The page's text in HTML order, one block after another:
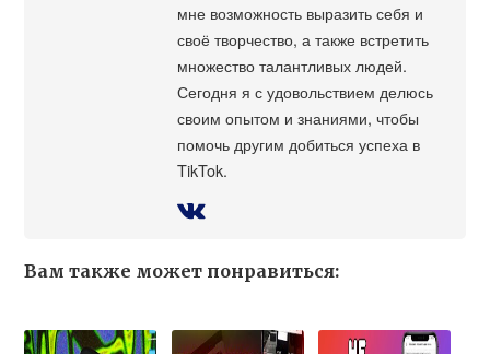
мне возможность выразить себя и
своё творчество, а также встретить
множество талантливых людей.
Сегодня я с удовольствием делюсь
своим опытом и знаниями, чтобы
помочь другим добиться успеха в
TikTok.
Вам также может понравиться: